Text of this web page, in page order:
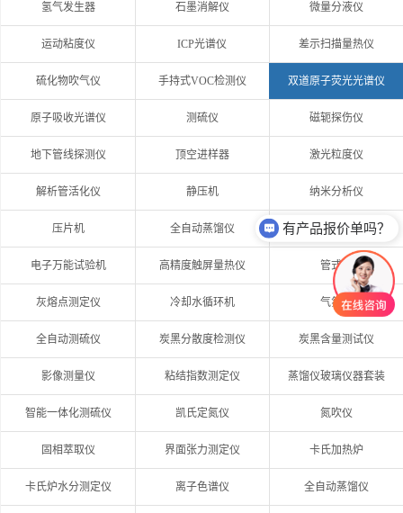
氢气发生器 石墨消解仪 微量分液仪
运动粘度仪 ICP光谱仪 差示扫描量热仪
硫化物吹气仪 手持式VOC检测仪 双道原子荧光光谱仪
原子吸收光谱仪 测硫仪 磁轭探伤仪
地下管线探测仪 顶空进样器 激光粒度仪
解析管活化仪 静压机 纳米分析仪
压片机 全自动蒸馏仪 自动电位滴定仪
电子万能试验机 高精度触屏量热仪 管式炉
灰熔点测定仪 冷却水循环机 气氛炉
全自动测硫仪 炭黑分散度检测仪 炭黑含量测试仪
影像测量仪 粘结指数测定仪 蒸馏仪玻璃仪器套装
智能一体化测硫仪 凯氏定氮仪 氮吹仪
固相萃取仪 界面张力测定仪 卡氏加热炉
卡氏炉水分测定仪 离子色谱仪 全自动蒸馏仪
有产品报价单吗？